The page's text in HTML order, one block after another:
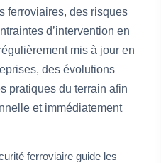
ferroviaires, des risques
d’intervention en
mis à jour en
des évolutions
pratiques du terrain afin
et immédiatement
ferroviaire guide les